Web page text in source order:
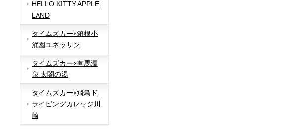
HELLO KITTY APPLE
LAND
タイムズカー×箱根小
涌園ユネッサン
タイムズカー×有馬温
泉 太閤の湯
タイムズカー×飛鳥ド
ライビングカレッジ川
崎